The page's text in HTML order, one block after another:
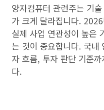
양자컴퓨터 관련주는 기
가 크게 달라집니다.
실제 사업 연관성이 높은
는 것이 중요합니다. 국내
자 흐름, 투자 판단 기준
다.